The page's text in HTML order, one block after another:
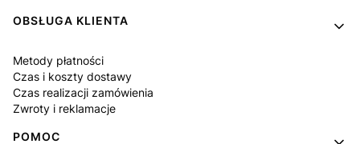
OBSŁUGA KLIENTA
Metody płatności
Czas i koszty dostawy
Czas realizacji zamówienia
Zwroty i reklamacje
POMOC